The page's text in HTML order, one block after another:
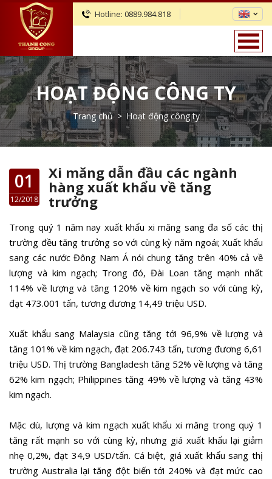
Hotline: 0889.984.818
HOẠT ĐỘNG CÔNG TY
Trang chủ > Hoạt động công ty
01
12/2018
Xi măng dẫn đầu các ngành
hàng xuất khẩu về tăng
trưởng
Trong quý 1 năm nay xuất khẩu xi măng sang đa số các thị
trường đều tăng trưởng so với cùng kỳ năm ngoái; Xuất khẩu
sang các nước Đông Nam Á nói chung tăng trên 40% cả về
lượng và kim ngạch; Trong đó, Đài Loan tăng mạnh nhất
114% về lượng và tăng 120% về kim ngạch so với cùng kỳ,
đạt 473.001 tấn, tương đương 14,49 triệu USD.
Xuất khẩu sang Malaysia cũng tăng tới 96,9% về lượng và
tăng 101% về kim ngạch, đạt 206.743 tấn, tương đương 6,61
triệu USD. Thị trường Bangladesh tăng 52% về lượng và tăng
62% kim ngạch; Philippines tăng 49% về lượng và tăng 43%
kim ngạch.
Mặc dù, lượng và kim ngạch xuất khẩu xi măng trong quý 1
tăng rất mạnh so với cùng kỳ, nhưng giá xuất khẩu lại giảm
nhẹ 0,2%, đạt 34,9 USD/tấn. Cá biệt, giá xuất khẩu sang thị
trường Australia lại tăng đột biến tới 240% và đạt mức cao